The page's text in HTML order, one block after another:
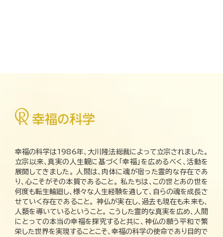
幸福の科学は1986年、大川隆法総裁によって立宗されました。
立宗以来、真実の人生観に基づく「幸福」を広めるべく、活動を
展開してきました。 人間は、肉体に魂が宿った霊的な存在であ
り、心こそがその本質であること。 私たちは、この世とあの世を
何度も転生輪廻し、様々な人生経験を通して、自らの魂を成長さ
せていく存在であること。 神仏が実在し、過去も現在も未来も、
人類を導いているということ。 こうした霊的な真実を広め、人間
にとっての本当の幸福を探究すると共に、神仏の願う平和で繁
栄した世界を実現することこそ、幸福の科学の使命であり目的で